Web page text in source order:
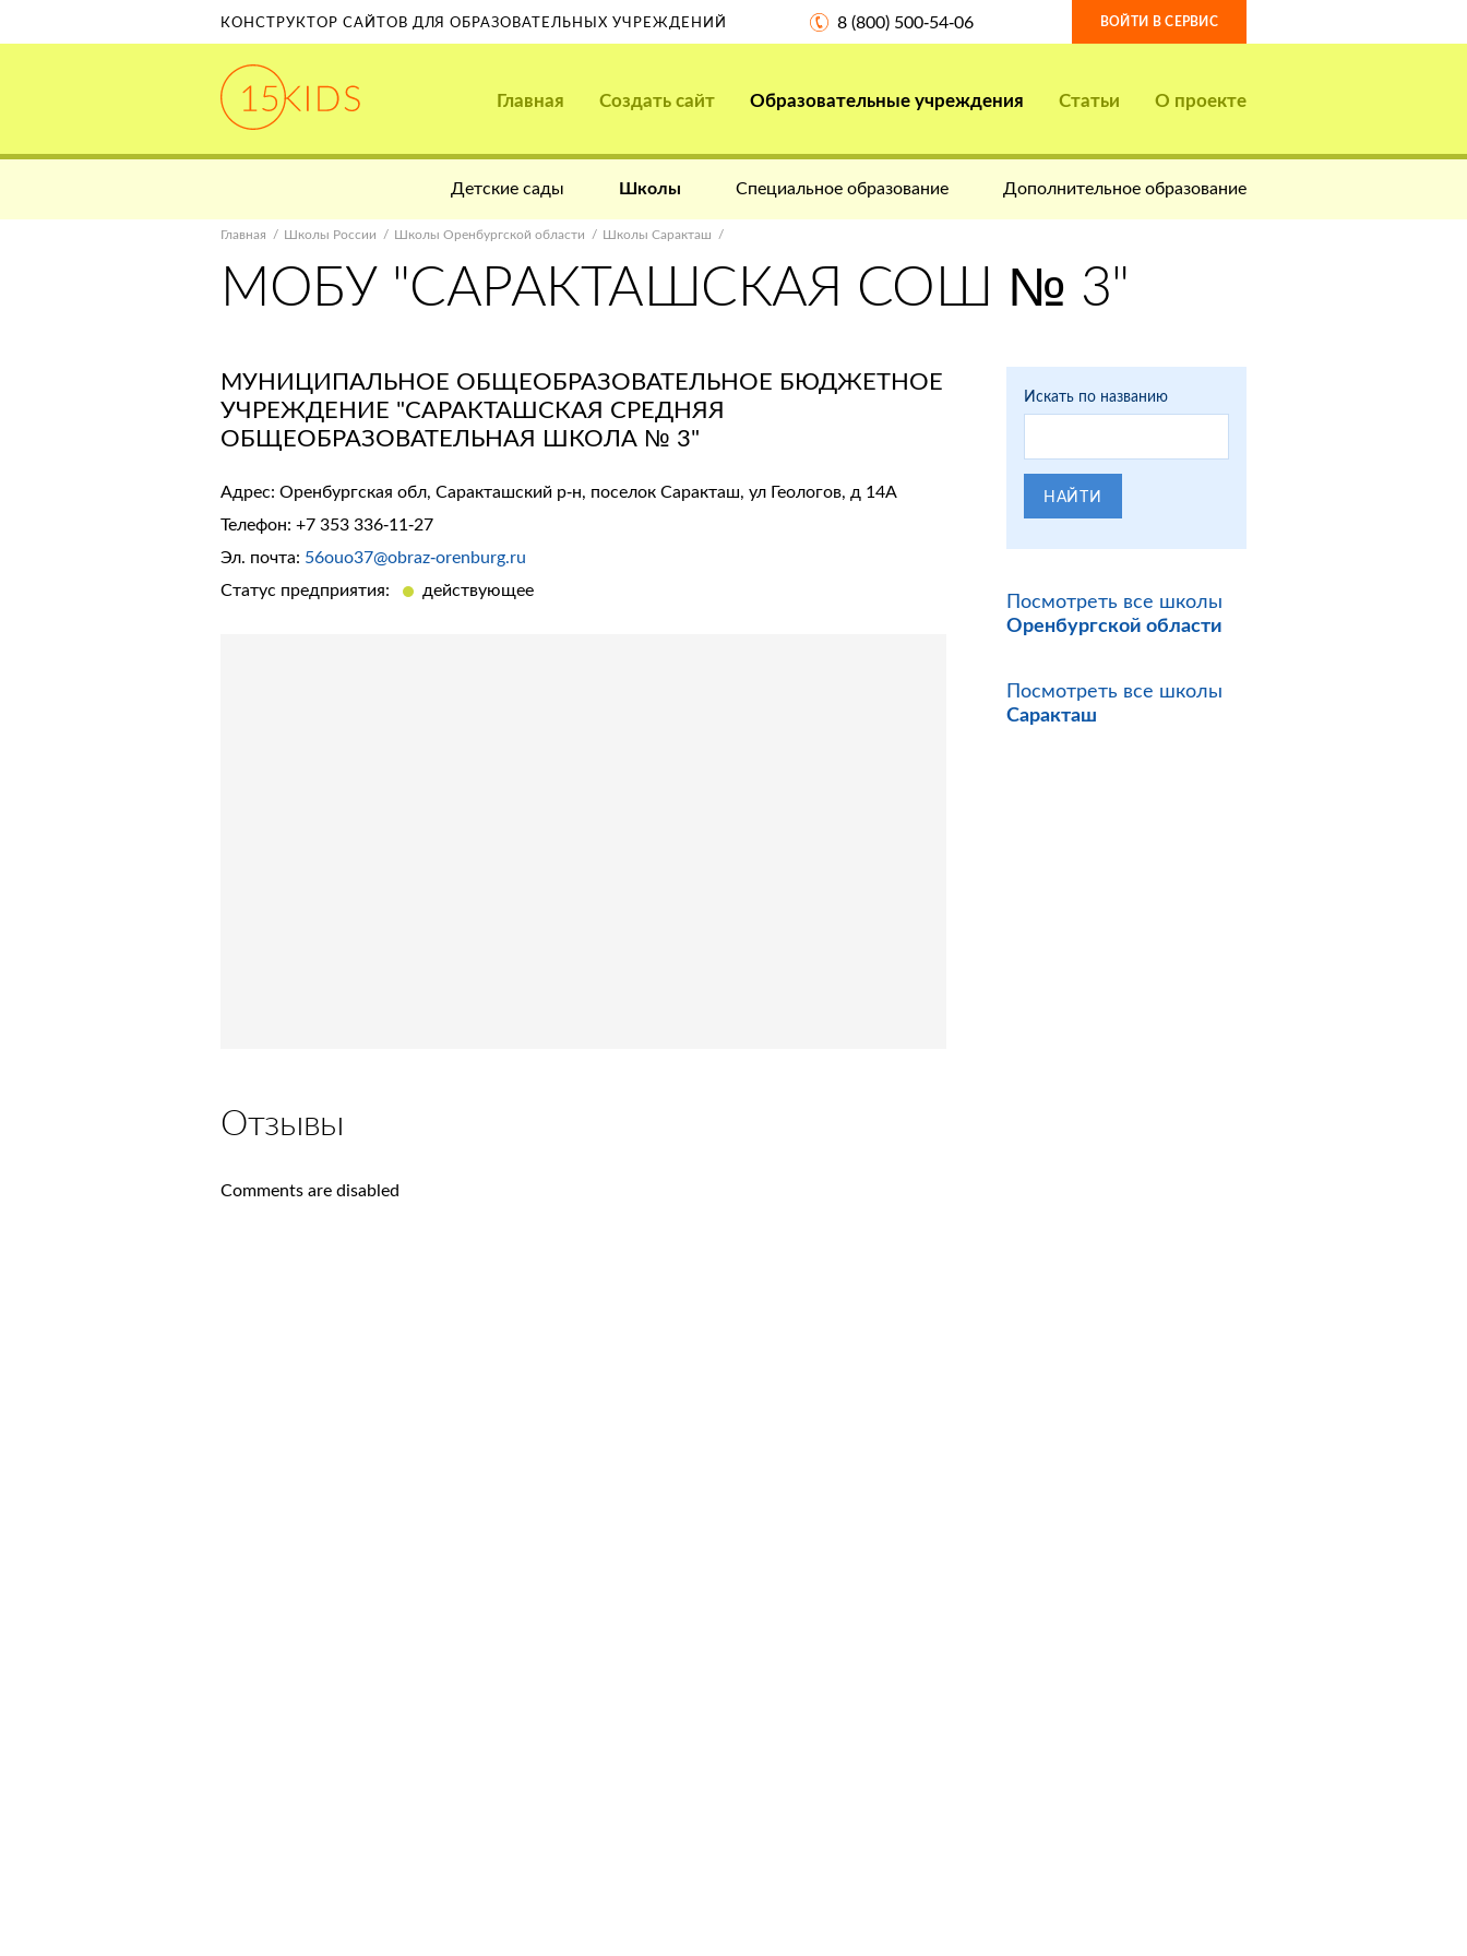
КОНСТРУКТОР САЙТОВ ДЛЯ ОБРАЗОВАТЕЛЬНЫХ УЧРЕЖДЕНИЙ 8 (800) 500-54-06 ВОЙТИ В СЕРВИС
Главная Создать сайт Образовательные учреждения Статьи О проекте
Детские сады Школы Специальное образование Дополнительное образование
Главная Школы России Школы Оренбургской области Школы Саракташ
МОБУ "САРАКТАШСКАЯ СОШ № 3"
МУНИЦИПАЛЬНОЕ ОБЩЕОБРАЗОВАТЕЛЬНОЕ БЮДЖЕТНОЕ
УЧРЕЖДЕНИЕ "САРАКТАШСКАЯ СРЕДНЯЯ
ОБЩЕОБРАЗОВАТЕЛЬНАЯ ШКОЛА № 3"
Адрес: Оренбургская обл, Саракташский р-н, поселок Саракташ, ул Геологов, д 14А
Телефон: +7 353 336-11-27
Эл. почта: 56ouo37@obraz-orenburg.ru
Статус предприятия:
действующее
Отзывы
Comments are disabled
Искать по названию
НАЙТИ
Посмотреть все школы
Оренбургской области
Посмотреть все школы
Саракташ